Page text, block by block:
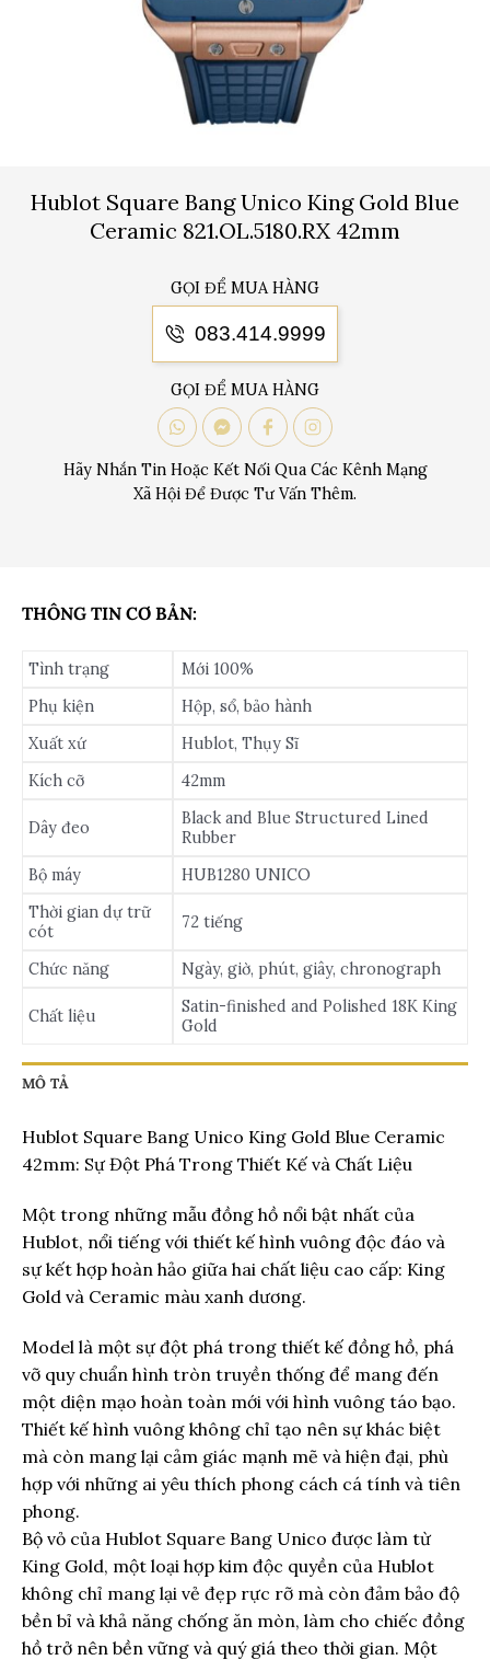
Hublot Square Bang Unico King Gold Blue
Ceramic 821.OL.5180.RX 42mm
GỌI ĐỂ MUA HÀNG
083.414.9999
GỌI ĐỂ MUA HÀNG
Hãy Nhắn Tin Hoặc Kết Nối Qua Các Kênh Mạng
Xã Hội Để Được Tư Vấn Thêm.
MÔ TẢ
Hublot Square Bang Unico King Gold Blue Ceramic
42mm: Sự Đột Phá Trong Thiết Kế và Chất Liệu
Một trong những mẫu đồng hồ nổi bật nhất của
Hublot, nổi tiếng với thiết kế hình vuông độc đáo và
sự kết hợp hoàn hảo giữa hai chất liệu cao cấp: King
Gold và Ceramic màu xanh dương.
Model là một sự đột phá trong thiết kế đồng hồ, phá
vỡ quy chuẩn hình tròn truyền thống để mang đến
một diện mạo hoàn toàn mới với hình vuông táo bạo.
Thiết kế hình vuông không chỉ tạo nên sự khác biệt
mà còn mang lại cảm giác mạnh mẽ và hiện đại, phù
hợp với những ai yêu thích phong cách cá tính và tiên
phong.
Bộ vỏ của Hublot Square Bang Unico được làm từ
King Gold, một loại hợp kim độc quyền của Hublot
không chỉ mang lại vẻ đẹp rực rỡ mà còn đảm bảo độ
bền bỉ và khả năng chống ăn mòn, làm cho chiếc đồng
hồ trở nên bền vững và quý giá theo thời gian. Một
THÔNG TIN CƠ BẢN:
Tình trạng
Mới 100%
Phụ kiện
Hộp, sổ, bảo hành
Xuất xứ
Hublot, Thụy Sĩ
Kích cỡ
42mm
Dây đeo
Black and Blue Structured Lined
Rubber
Bộ máy
HUB1280 UNICO
Thời gian dự trữ
cót
72 tiếng
Chức năng Ngày, giờ, phút, giây, chronograph
Chất liệu
Satin-finished and Polished 18K King
Gold